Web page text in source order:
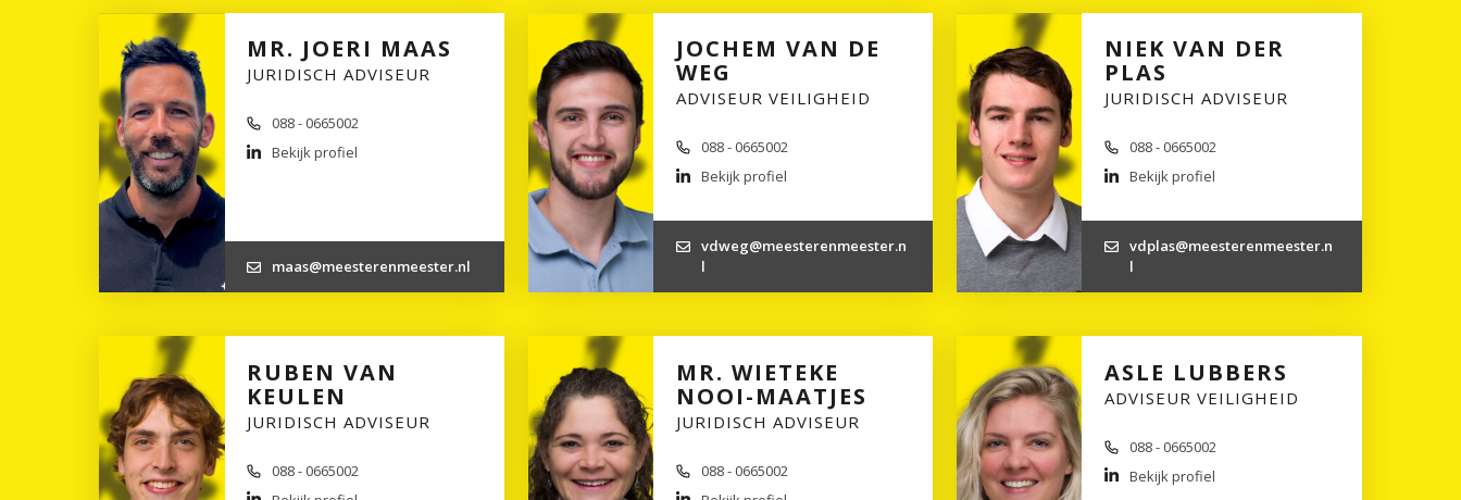
MR. JOERI MAAS
JURIDISCH ADVISEUR
088 - 0665002
Bekijk profiel
maas@meesterenmeester.nl
JOCHEM VAN DE
WEG
ADVISEUR VEILIGHEID
088 - 0665002
Bekijk profiel
vdweg@meesterenmeester.n
l
NIEK VAN DER
PLAS
JURIDISCH ADVISEUR
088 - 0665002
Bekijk profiel
vdplas@meesterenmeester.n
l
RUBEN VAN
KEULEN
JURIDISCH ADVISEUR
088 - 0665002
MR. WIETEKE
NOOI-MAATJES
JURIDISCH ADVISEUR
088 - 0665002
ASLE LUBBERS
ADVISEUR VEILIGHEID
088 - 0665002
Bekijk profiel